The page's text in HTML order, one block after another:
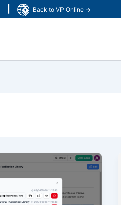
Back to VP Online →